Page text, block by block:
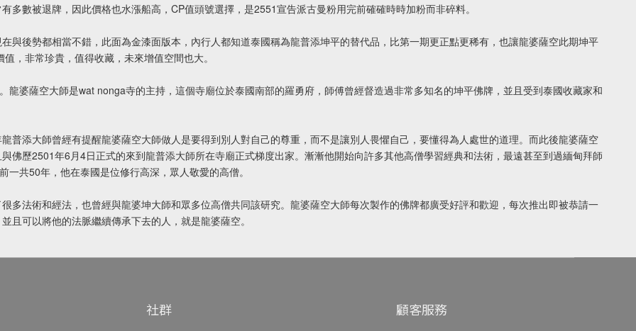
多數被退牌，因此價格也水漲船高，CP值頭號選擇，是2551宣告派古曼粉用完前確確時時加粉而非碎料。
與後勢都相當不錯，此面為金漆面版本，內行人都知道泰國稱為龍普添坤平的替代品，比第一期更正點更稀有，也讓龍婆薩空此期坤平
，非常珍貴，值得收藏，未來增值空間也大。
婆薩空大師是wat nonga寺的主持，這個寺廟位於泰國南部的羅勇府，師傅曾經督造過非常多知名的坤平佛牌，並且受到泰國收藏家和
普添大師曾經有提醒龍婆薩空大師做人是要得到別人對自己的尊重，而不是讓別人畏懼自己，要懂得為人處世的道理。而此後龍婆薩空
佛歷2501年6月4日正式的來到龍普添大師所在寺廟正式梯度出家。漸漸他開始向許多其他高僧學習經典和法術，最遠甚至到過緬甸拜師
共50年，他在泰國是位修行高深，眾人敬愛的高僧。
多法術和經法，也曾經與龍婆坤大師和眾多位高僧共同該研究。龍婆薩空大師每次製作的佛牌都廣受好評和歡迎，每次推出即被恭請一
且可以將他的法脈繼續傳承下去的人，就是龍婆薩空。
社群 顧客服務